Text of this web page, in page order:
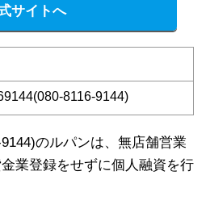
サイトへ
8116-9144)
のルパンは、無店舗営業
業登録をせずに個人融資を行